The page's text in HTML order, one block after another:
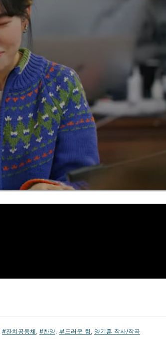
#잔치공동체, #찬양, 부드러운 힘, 양기훈 작사/작곡